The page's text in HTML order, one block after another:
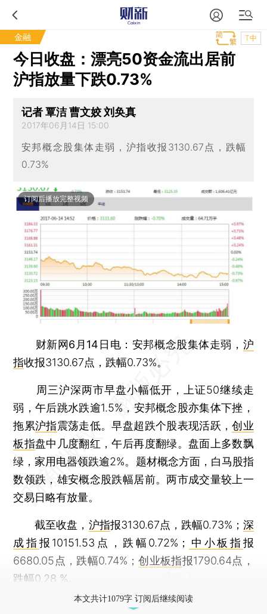
金融 T中
今日收盘：漂亮50资金流出居前
沪指放量下跌0.73%
记者 覃洁 曹文姣 刘奂真
2017年06月14日 15:00
安邦概念股集体走弱，沪指收报3130.67点，跌幅
0.73%
订阅后播放完整视频
财新网6月14日电 ：安邦概念股集体走弱， 沪
指收报3130.67点，跌幅0.73%。
周三沪深两市早盘小幅低开，上证50继续走
弱，午后跳水跌逾1.5%，安邦概念股亦集体下挫，
拖累沪指震荡走低。早盘超跌个股表现活跃，创业
板指盘中几度翻红，午后再度翻绿。盘面上多数飘
绿，家用电器领跌逾2%。题材概念方面，白马股指
数领跌，雄安概念股跌幅居前。两市成交量较上一
交易日略有放量。
截至收盘， 沪指报3130.67点，跌幅0.73%； 深
成指 报10151.53点，跌幅0.72%； 中小板指 报
6680.05点，跌幅0.74%；创业板指报1790.64点，
跌幅0.28 %。
本文共计1079字 订阅后继续阅读